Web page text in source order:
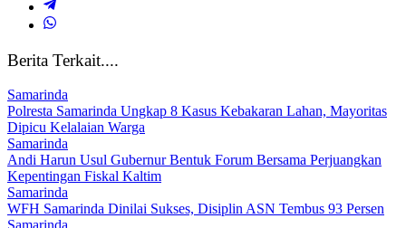
Berita Terkait....
Samarinda
Polresta Samarinda Ungkap 8 Kasus Kebakaran Lahan, Mayoritas
Dipicu Kelalaian Warga
Samarinda
Andi Harun Usul Gubernur Bentuk Forum Bersama Perjuangkan
Kepentingan Fiskal Kaltim
Samarinda
WFH Samarinda Dinilai Sukses, Disiplin ASN Tembus 93 Persen